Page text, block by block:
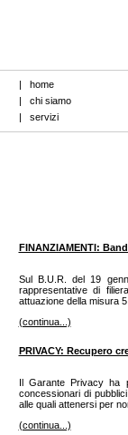
| home
| chi siamo
| servizi
FINANZIAMENTI:
Sul B.U.R. del 19
rappresentative di
attuazione della misura
(continua...)
PRIVACY: Recupero
Il Garante Privacy ha
concessionari di
alle quali attenersi per
(continua...)